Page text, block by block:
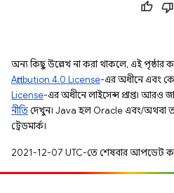
অন্য কিছু উল্লেখ না করা থাকলে, এই পৃষ্ঠার
Attribution 4.0 License-এর অধীনে এবং
License-এর অধীনে লাইসেন্স প্রাপ্ত। আরও
নীতিদেখুন। Java হল Oracle এবং/অথবা তার
ট্রেডমার্ক।
2021-12-07 UTC-তে শেষবার আপডেট